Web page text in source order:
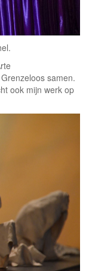
samen.
ook mijn werk op